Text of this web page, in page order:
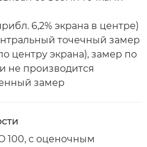
6,2% экрана в центре)
точечный замер
центру экрана), замер по
не производится
замер
100, с оценочным